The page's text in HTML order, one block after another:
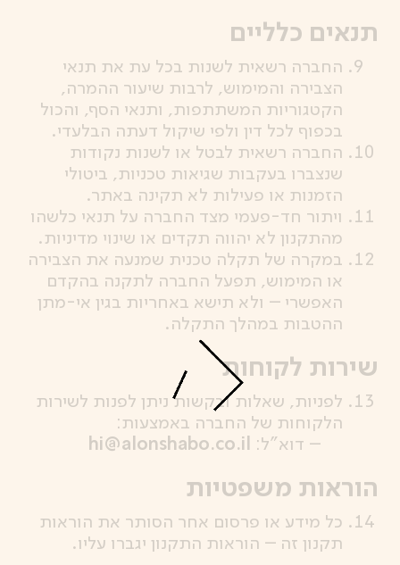
תנאים כלליים
החברה רשאית לשנות בכל עת את תנאי
הצבירה והמימוש, לרבות שיעור ההמרה,
הקטגוריות המשתתפות, ותנאי הסף, והכול
בכפוף לכל דין ולפי שיקול דעתה הבלעדי.
החברה רשאית לבטל או לשנות נקודות
שנצברו בעקבות שגיאות טכניות, ביטולי
הזמנות או פעילות לא תקינה באתר.
ויתור חד-פעמי מצד החברה על תנאי כלשהו
מהתקנון לא יהווה תקדים או שינוי מדיניות.
במקרה של תקלה טכנית שמנעה את הצבירה
או המימוש, תפעל החברה לתקנה בהקדם
האפשרי – ולא תישא באחריות בגין אי-מתן
ההטבות במהלך התקלה.
שירות לקוחות
לפניות, שאלות ובקשות ניתן לפנות לשירות
הלקוחות של החברה באמצעות:
– דוא"ל: hi@alonshabo.co.il
הוראות משפטיות
כל מידע או פרסום אחר הסותר את הוראות
תקנון זה – הוראות התקנון יגברו עליו.